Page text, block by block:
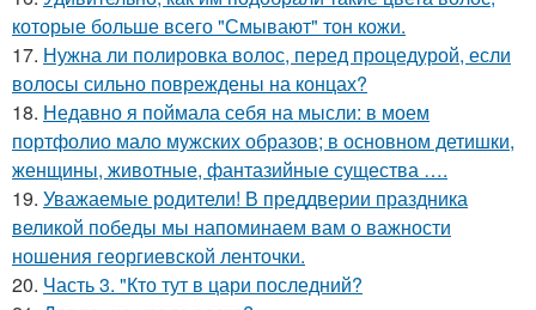
которые больше всего "Смывают" тон кожи.
17. Нужна ли полировка волос, перед процедурой, если
волосы сильно повреждены на концах?
18. Недавно я поймала себя на мысли: в моем
портфолио мало мужских образов; в основном детишки,
женщины, животные, фантазийные существа ….
19. Уважаемые родители! В преддверии праздника
великой победы мы напоминаем вам о важности
ношения георгиевской ленточки.
20. Часть 3. "Кто тут в цари последний?